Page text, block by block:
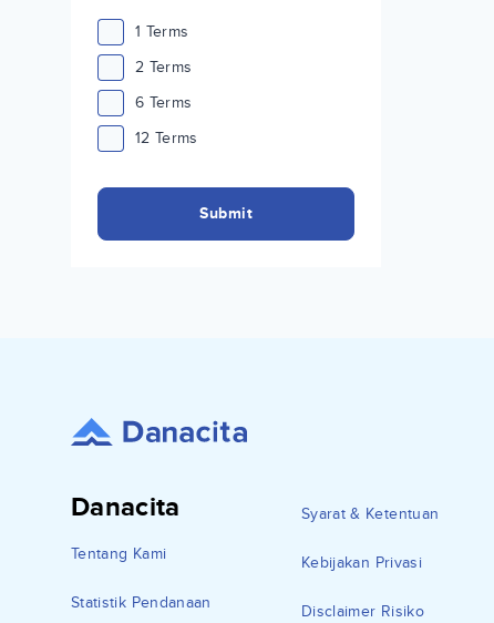
1 Terms
2 Terms
6 Terms
12 Terms
Submit
Danacita
Tentang Kami
Statistik Pendanaan
Syarat & Ketentuan
Kebijakan Privasi
Disclaimer Risiko